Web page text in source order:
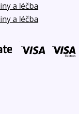
a léčba
a léčba